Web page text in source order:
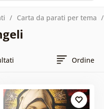
Carta da parati per tema
Ordine